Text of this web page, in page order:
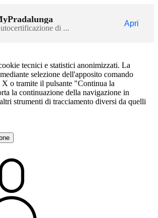
di ...
Apri
tecnici e statistici anonimizzati. La
selezione dell'apposito comando
o tramite il pulsante "Continua la
la continuazione della navigazione in
strumenti di tracciamento diversi da quelli